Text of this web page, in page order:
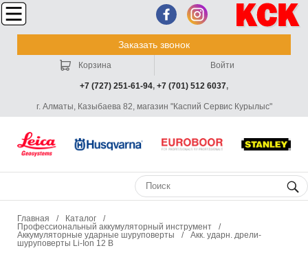
Заказать звонок
+7 (727) 251-61-94, +7 (701) 512 6037,
г. Алматы, Казыбаева 82, магазин "Каспий Сервис Курылыс"
Корзина Войти
Главная / Каталог
/
Профессиональный аккумуляторный инструмент
/
Аккумуляторные ударные шуруповерты
/
Акк. ударн. дрели-
шуруповерты Li-Ion 12 В